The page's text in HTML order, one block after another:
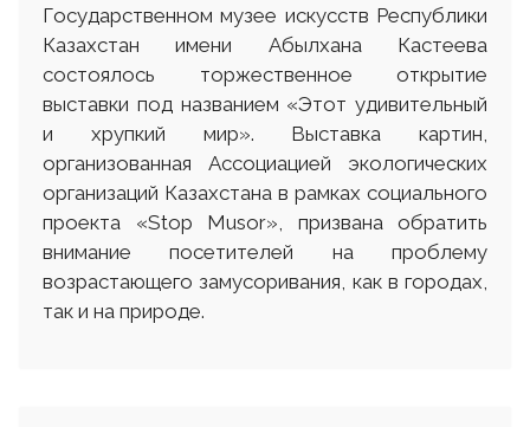
Государственном музее искусств Республики
Казахстан имени Абылхана Кастеева
состоялось торжественное открытие
выставки под названием «Этот удивительный
и хрупкий мир». Выставка картин,
организованная Ассоциацией экологических
организаций Казахстана в рамках социального
проекта «Stop Musor», призвана обратить
внимание посетителей на проблему
возрастающего замусоривания, как в городах,
так и на природе.